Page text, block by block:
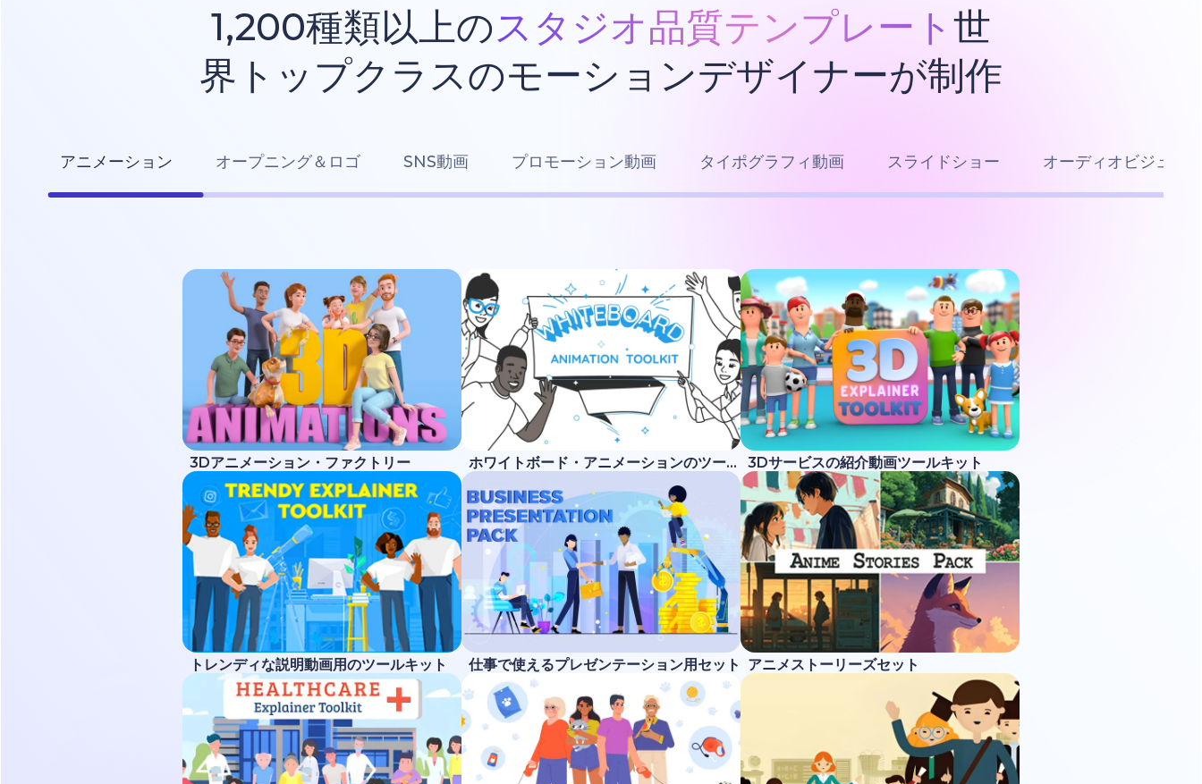
1,200種類以上のスタジオ品質テンプレート 世
界トップクラスのモーションデザイナーが制作
アニメーション オープニング＆ロゴ SNS動画 プロモーション動画 タイポグラフィ動画 スライドショー オーディオビジュア
3Dアニメーション・ファクトリー ホワイトボード・アニメーションのツールキット 3Dサービスの紹介動画ツールキット
トレンディな説明動画用のツールキット 仕事で使えるプレゼンテーション用セット アニメストーリーズセット